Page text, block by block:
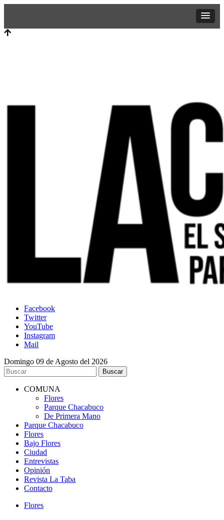
Facebook
Twitter
YouTube
Instagram
Mail
Domingo 09 de Agosto del 2026
COMUNA
Flores
Parque Chacabuco
De Primera Mano
Parque Chacabuco
Flores
Bajo Flores
Ciudad
Entrevistas
Opinión
Revista La Taba
Contacto
Flores